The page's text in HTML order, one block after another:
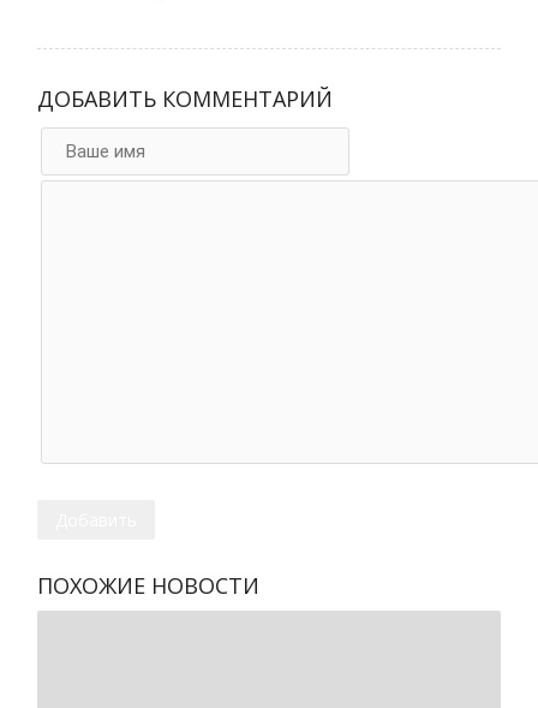
ДОБАВИТЬ КОММЕНТАРИЙ
ПОХОЖИЕ НОВОСТИ